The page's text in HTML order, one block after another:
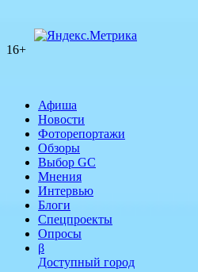
16+
Афиша
Новости
Фоторепортажи
Обзоры
Выбор GC
Мнения
Интервью
Блоги
Спецпроекты
Опросы
β
Доступный город